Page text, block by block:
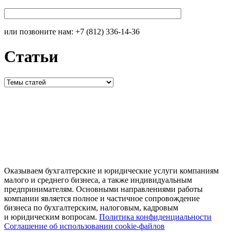
или позвоните нам: +7 (812) 336-14-36
Статьи
Оказываем бухгалтерские и юридические услуги компаниям
малого и среднего бизнеса, а также индивидуальным
предпринимателям. Основными направлениями работы
компании является полное и частичное сопровождение
бизнеса по бухгалтерским, налоговым, кадровым
и юридическим вопросам. Политика конфиденциальности
Соглашение об использовании cookie-файлов